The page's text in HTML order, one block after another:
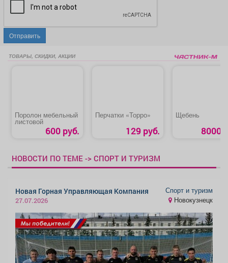
Отправить
ТОВАРЫ, СКИДКИ, АКЦИИ
Поролон мебельный
листовой
600 руб.
Перчатки «Торро»
129 руб.
Щебень
8000
НОВОСТИ ПО ТЕМЕ -> СПОРТ И ТУРИЗМ
Новая Горная Управляющая Компания
27.07.2026
Спорт и туризм
Новокузнецк